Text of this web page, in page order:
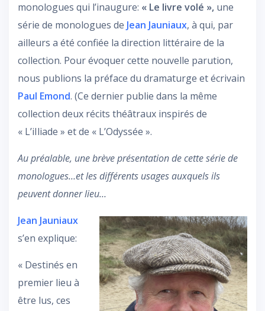
monologues qui l’inaugure: « Le livre volé », une
série de monologues de Jean Jauniaux, à qui, par
ailleurs a été confiée la direction littéraire de la
collection. Pour évoquer cette nouvelle parution,
nous publions la préface du dramaturge et écrivain
Paul Emond. (Ce dernier publie dans la même
collection deux récits théâtraux inspirés de
« L’iIliade » et de « L’Odyssée ».
Au préalable, une brève présentation de cette série de
monologues…et les différents usages auxquels ils
peuvent donner lieu…
Jean Jauniaux
s’en explique:
« Destinés en
premier lieu à
être lus, ces